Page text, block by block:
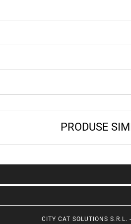
PRODUSE
CITY CAT SOLUTIONS